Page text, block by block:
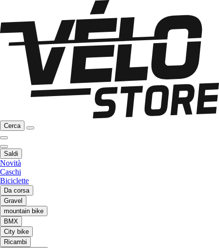
Cerca
Saldi
Novità
Caschi
Biciclette
Da corsa
Gravel
mountain bike
BMX
City bike
Ricambi